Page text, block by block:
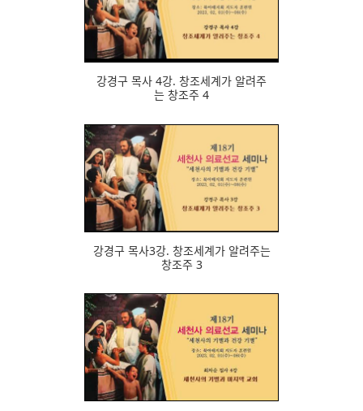
572
강경구 목사 4강. 창조세계가 알려주
는 창조주 4
660
강경구 목사3강. 창조세계가 알려주는
창조주 3
688